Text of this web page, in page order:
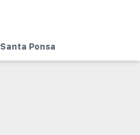
Santa Ponsa